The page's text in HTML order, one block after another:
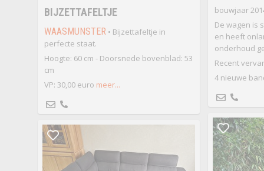
BIJZETTAFELTJE
WAASMUNSTER• Bijzettafeltje in
perfecte staat.
Hoogte: 60 cm - Doorsnede bovenblad: 53
cm
VP: 30,00 euro meer...
bouwjaar
De wagen is
en heeft
onderhoud
Recent
4 nieuwe